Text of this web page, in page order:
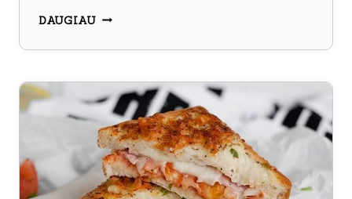
DAUGIAUPIKANTIŠKI
SUMUŠINIAI
TUNU,
PUPELĖMIS
IR
KUKURŪZAIS